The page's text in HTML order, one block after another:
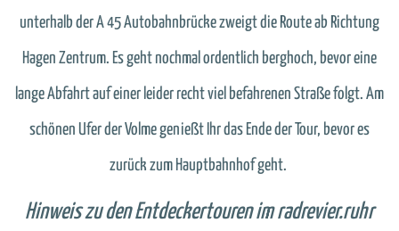
unterhalb der A 45 Autobahnbrücke zweigt die Route ab Richtung
Hagen Zentrum. Es geht nochmal ordentlich berghoch, bevor eine
lange Abfahrt auf einer leider recht viel befahrenen Straße folgt. Am
schönen Ufer der Volme genießt Ihr das Ende der Tour, bevor es
zurück zum Hauptbahnhof geht.
Hinweis zu den Entdeckertouren im radrevier.ruhr